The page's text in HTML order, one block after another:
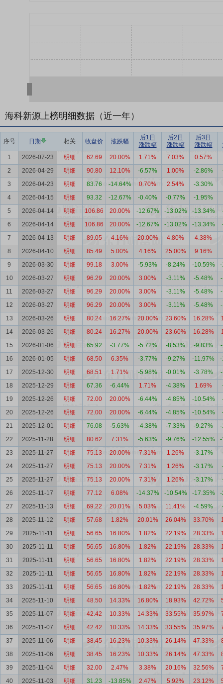
海科新源上榜明细数据（近一年）
序号 日期 相关 收盘价 涨跌幅
后1日
涨跌幅
后2日
涨跌幅
后3日
涨跌幅
1
2026-07-23 明细 62.69 20.00% 1.71% 7.03% 0.57%
2
2026-04-29 明细 90.80 12.10% -6.57% 1.00% -2.86%
3
2026-04-23 明细 83.76 -14.64% 0.70% 2.54% -3.30%
4
2026-04-15 明细 93.32 -12.67% -0.40% -0.77% -1.95%
5
2026-04-14 明细 106.86 20.00% -12.67% -13.02% -13.34%
6
2026-04-14 明细 106.86 20.00% -12.67% -13.02% -13.34%
7
2026-04-13 明细 89.05 4.16% 20.00% 4.80% 4.38%
8
2026-04-10 明细 85.49 5.00% 4.16% 25.00% 9.16%
9
2026-03-30 明细 99.18 3.00% -5.93% -8.24% -10.59%
10
2026-03-27 明细 96.29 20.00% 3.00% -3.11% -5.48%
11
2026-03-27 明细 96.29 20.00% 3.00% -3.11% -5.48%
12
2026-03-27 明细 96.29 20.00% 3.00% -3.11% -5.48%
13
2026-03-26 明细 80.24 16.27% 20.00% 23.60% 16.28%
14
2026-03-26 明细 80.24 16.27% 20.00% 23.60% 16.28%
15
2026-01-06 明细 65.92 -3.77% -5.72% -8.53% -9.83%
16
2026-01-05 明细 68.50 6.35% -3.77% -9.27% -11.97%
17
2025-12-30 明细 68.51 1.71% -5.98% -0.01% -3.78%
18
2025-12-29 明细 67.36 -6.44% 1.71% -4.38% 1.69%
19
2025-12-26 明细 72.00 20.00% -6.44% -4.85% -10.54%
20
2025-12-26 明细 72.00 20.00% -6.44% -4.85% -10.54%
21
2025-12-01 明细 76.08 -5.63% -4.38% -7.33% -9.27%
22
2025-11-28 明细 80.62 7.31% -5.63% -9.76% -12.55%
23
2025-11-27 明细 75.13 20.00% 7.31% 1.26% -3.17%
24
2025-11-27 明细 75.13 20.00% 7.31% 1.26% -3.17%
25
2025-11-27 明细 75.13 20.00% 7.31% 1.26% -3.17%
26
2025-11-17 明细 77.12 6.08% -14.37% -10.54% -17.35%
27
2025-11-13 明细 69.22 20.01% 5.03% 11.41% -4.59%
28
2025-11-12 明细 57.68 1.82% 20.01% 26.04% 33.70%
29
2025-11-11 明细 56.65 16.80% 1.82% 22.19% 28.33%
30
2025-11-11 明细 56.65 16.80% 1.82% 22.19% 28.33%
31
2025-11-11 明细 56.65 16.80% 1.82% 22.19% 28.33%
32
2025-11-11 明细 56.65 16.80% 1.82% 22.19% 28.33%
33
2025-11-11 明细 56.65 16.80% 1.82% 22.19% 28.33%
34
2025-11-10 明细 48.50 14.33% 16.80% 18.93% 42.72%
35
2025-11-07 明细 42.42 10.33% 14.33% 33.55% 35.97%
36
2025-11-07 明细 42.42 10.33% 14.33% 33.55% 35.97%
37
2025-11-06 明细 38.45 16.23% 10.33% 26.14% 47.33%
38
2025-11-06 明细 38.45 16.23% 10.33% 26.14% 47.33%
39
2025-11-04 明细 32.00 2.47% 3.38% 20.16% 32.56%
40
2025-11-03 明细 31.23 -13.85% 2.47% 5.92% 23.12%